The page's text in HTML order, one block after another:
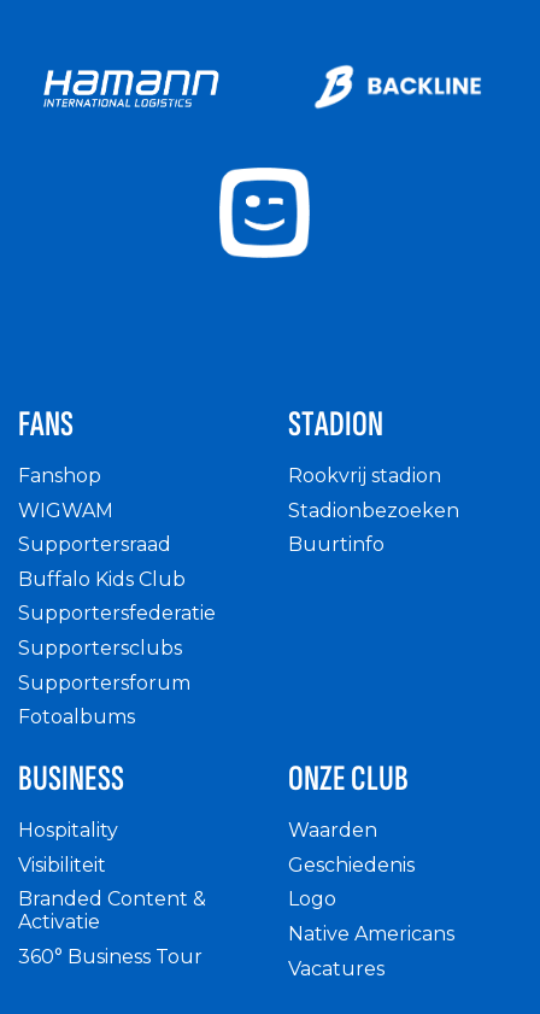
FANS
Fanshop
WIGWAM
Supportersraad
Buffalo Kids Club
Supportersfederatie
Supportersclubs
Supportersforum
Fotoalbums
STADION
Rookvrij stadion
Stadionbezoeken
Buurtinfo
BUSINESS
Hospitality
Visibiliteit
Branded Content &
Activatie
360° Business Tour
ONZE CLUB
Waarden
Geschiedenis
Logo
Native Americans
Vacatures